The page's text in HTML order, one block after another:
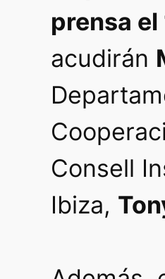
prensa
acudirán
Consell
Ibiza,